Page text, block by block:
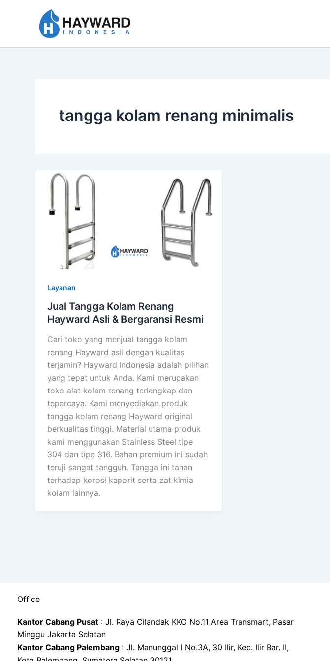
tangga kolam renang minimalis
Layanan
Jual Tangga Kolam Renang
Hayward Asli & Bergaransi Resmi
Cari toko yang menjual tangga kolam
renang Hayward asli dengan kualitas
terjamin? Hayward Indonesia adalah pilihan
yang tepat untuk Anda. Kami merupakan
toko alat kolam renang terlengkap dan
tepercaya. Kami menyediakan produk
tangga kolam renang Hayward original
berkualitas tinggi. Material utama produk
kami menggunakan Stainless Steel tipe
304 dan tipe 316. Bahan premium ini sudah
teruji sangat tangguh. Tangga ini tahan
terhadap korosi kaporit serta zat kimia
kolam lainnya.
Office
Kantor Cabang Pusat : Jl. Raya Cilandak KKO No.11 Area Transmart, Pasar
Minggu Jakarta Selatan
Kantor Cabang Palembang : Jl. Manunggal I No.3A, 30 Ilir, Kec. Ilir Bar. II,